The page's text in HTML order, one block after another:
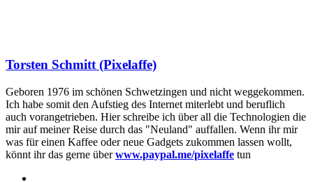
Torsten Schmitt (Pixelaffe)
Geboren 1976 im schönen Schwetzingen und nicht weggekommen.
Ich habe somit den Aufstieg des Internet miterlebt und beruflich
auch vorangetrieben. Hier schreibe ich über all die Technologien die
mir auf meiner Reise durch das "Neuland" auffallen. Wenn ihr mir
was für einen Kaffee oder neue Gadgets zukommen lassen wollt,
könnt ihr das gerne überwww.paypal.me/pixelaffe tun